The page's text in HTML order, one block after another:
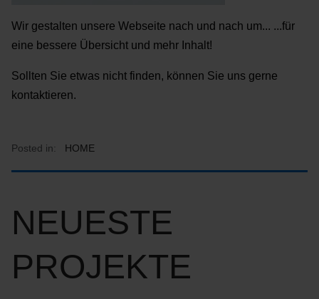
Wir gestalten unsere Webseite nach und nach um... ...für
eine bessere Übersicht und mehr Inhalt!
Sollten Sie etwas nicht finden, können Sie uns gerne
kontaktieren.
Posted in: HOME
NEUESTE
PROJEKTE